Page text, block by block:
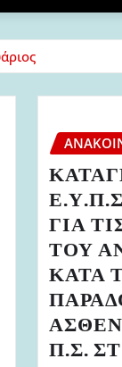
ΓΙΑ
ΤΟΥ
ΚΑΤΑ
Π.Σ.